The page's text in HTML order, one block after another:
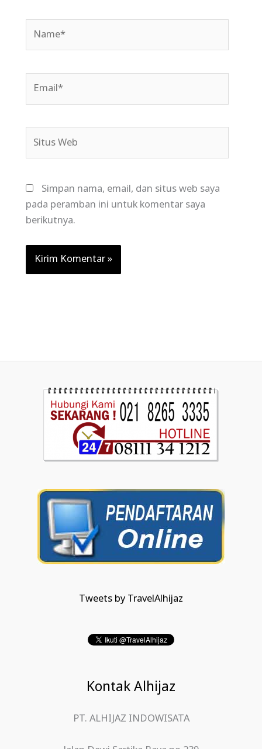
Simpan nama, email, dan situs web saya
pada peramban ini untuk komentar saya
berikutnya.
Tweets by TravelAlhijaz
Kontak Alhijaz
PT. ALHIJAZ INDOWISATA